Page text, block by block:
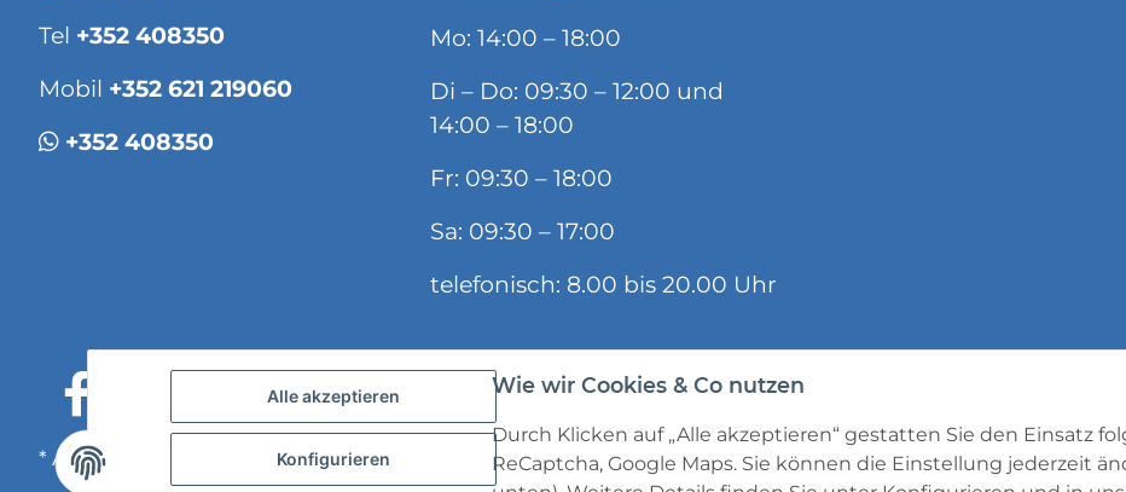
Tel +352 408350
Mobil +352 621 219060
+352 408350
Mo: 14:00 – 18:00
Di – Do: 09:30 – 12:00 und
14:00 – 18:00
Fr: 09:30 – 18:00
Sa: 09:30 – 17:00
telefonisch: 8.00 bis 20.00 Uhr
* Alle Preise inkl. gesetzlicher USt., zzgl. Versand
Alle akzeptieren
Konfigurieren
Wie wir Cookies & Co nutzen
Durch Klicken auf „Alle akzeptieren“ gestatten Sie den Einsatz
ReCaptcha, Google Maps. Sie können die Einstellung jederzeit